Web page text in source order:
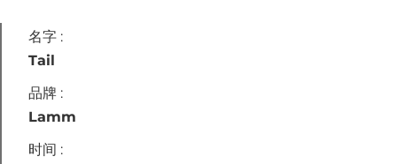
名字 :
Tail
品牌 :
Lamm
时间 :